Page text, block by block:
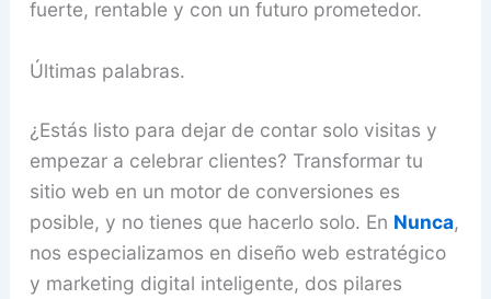
fuerte, rentable y con un futuro prometedor.
Últimas palabras.
¿Estás listo para dejar de contar solo visitas y
empezar a celebrar clientes? Transformar tu
sitio web en un motor de conversiones es
posible, y no tienes que hacerlo solo. En Nunca,
nos especializamos en diseño web estratégico
y marketing digital inteligente, dos pilares